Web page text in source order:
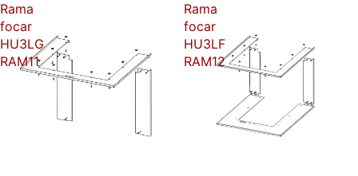
Rama
focar
HU3LG
RAM11
Rama
focar
HU3LF
RAM12